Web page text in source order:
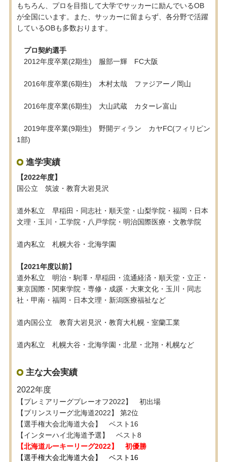
もちろん、プロを目指して大学でサッカーに励んでいるOB
が全国にいます。また、サッカーに留まらず、各分野で活躍
しているOBも多数おります。
プロ契約選手
2012年度卒業(2期生) 服部一輝 FC大阪
2016年度卒業(6期生) 木村太哉 ファジアーノ岡山
2016年度卒業(6期生) 大山武蔵 カターレ富山
2019年度卒業(9期生) 野開ディラン カヤFC(フィリピン
1部)
進学実績
【2022年度】
国公立 筑波・教育大岩見沢
道外私立 早稲田・同志社・順天堂・山梨学院・福岡・日本
文理・玉川・工学院・八戸学院・明治国際医療・文教学院
道内私立 札幌大谷・北海学園
【2021年度以前】
道外私立 明治・駒澤・早稲田・流通経済・順天堂・立正・
東京国際・関東学院・専修・成蹊・大東文化・玉川・同志
社・甲南・福岡・日本文理・新潟医療福祉など
道内国公立 教育大岩見沢・教育大札幌・室蘭工業
道内私立 札幌大谷・北海学園・北星・北翔・札幌など
主な大会実績
2022年度
【プレミアリーグプレーオフ2022】 初出場
【プリンスリーグ北海道2022】 第2位
【選手権大会北海道大会】 ベスト16
【インターハイ北海道予選】 ベスト8
【北海道ルーキーリーグ2022】 初優勝
【選手権大会北海道大会】 ベスト16